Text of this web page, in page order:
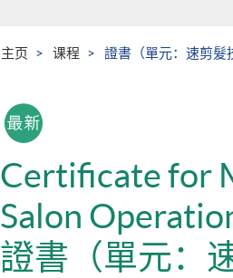
主页 课程 證書（單元：速剪髮
Certificate for
Salon
證書（單元：